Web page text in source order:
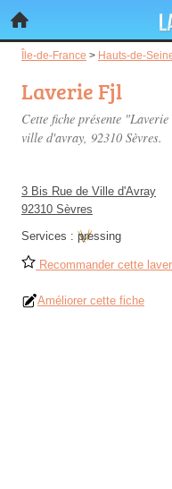
Île-de-France > Hauts-de-
Laverie Fjl
Cette fiche présente
ville d'avray, 92310 Sèvres.
3 Bis Rue de Ville d'Avray
92310 Sèvres
Services : pressing
Recommander cette
Améliorer cette fiche